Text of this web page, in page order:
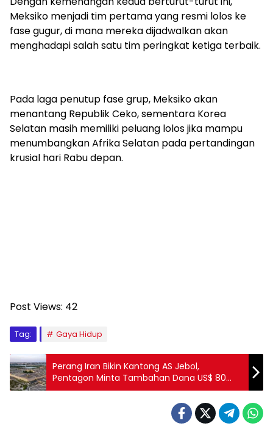
Meksiko menjadi tim pertama yang resmi lolos ke
fase gugur, di mana mereka dijadwalkan akan
menghadapi salah satu tim peringkat ketiga terbaik.
Pada laga penutup fase grup, Meksiko akan
menantang Republik Ceko, sementara Korea
Selatan masih memiliki peluang lolos jika mampu
menumbangkan Afrika Selatan pada pertandingan
krusial hari Rabu depan.
Post Views: 42
Tag: Gaya Hidup
Perang Iran Bikin Kantong AS Jebol,
Pentagon Minta Tambahan Dana US$ 80
Miliar